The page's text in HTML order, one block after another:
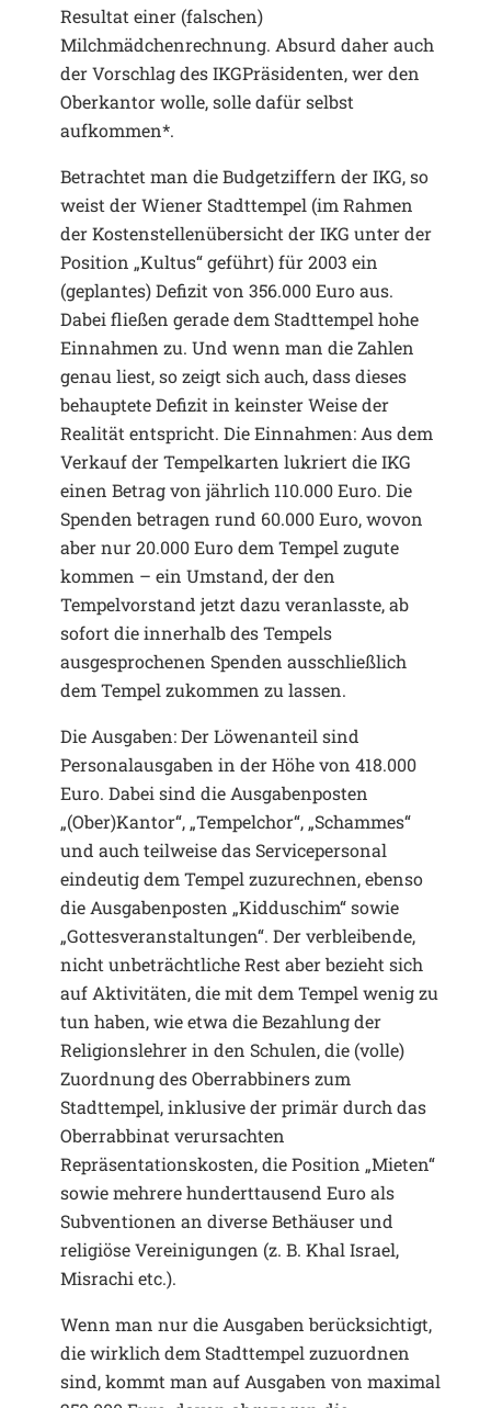
Resultat einer (falschen)
Milchmädchenrechnung. Absurd daher auch
der Vorschlag des IKGPräsidenten, wer den
Oberkantor wolle, solle dafür selbst
aufkommen*.
Betrachtet man die Budgetziffern der IKG, so
weist der Wiener Stadttempel (im Rahmen
der Kostenstellenübersicht der IKG unter der
Position „Kultus“ geführt) für 2003 ein
(geplantes) Defizit von 356.000 Euro aus.
Dabei fließen gerade dem Stadttempel hohe
Einnahmen zu. Und wenn man die Zahlen
genau liest, so zeigt sich auch, dass dieses
behauptete Defizit in keinster Weise der
Realität entspricht. Die Einnahmen: Aus dem
Verkauf der Tempelkarten lukriert die IKG
einen Betrag von jährlich 110.000 Euro. Die
Spenden betragen rund 60.000 Euro, wovon
aber nur 20.000 Euro dem Tempel zugute
kommen – ein Umstand, der den
Tempelvorstand jetzt dazu veranlasste, ab
sofort die innerhalb des Tempels
ausgesprochenen Spenden ausschließlich
dem Tempel zukommen zu lassen.
Die Ausgaben: Der Löwenanteil sind
Personalausgaben in der Höhe von 418.000
Euro. Dabei sind die Ausgabenposten
„(Ober)Kantor“, „Tempelchor“, „Schammes“
und auch teilweise das Servicepersonal
eindeutig dem Tempel zuzurechnen, ebenso
die Ausgabenposten „Kidduschim“ sowie
„Gottesveranstaltungen“. Der verbleibende,
nicht unbeträchtliche Rest aber bezieht sich
auf Aktivitäten, die mit dem Tempel wenig zu
tun haben, wie etwa die Bezahlung der
Religionslehrer in den Schulen, die (volle)
Zuordnung des Oberrabbiners zum
Stadttempel, inklusive der primär durch das
Oberrabbinat verursachten
Repräsentationskosten, die Position „Mieten“
sowie mehrere hunderttausend Euro als
Subventionen an diverse Bethäuser und
religiöse Vereinigungen (z. B. Khal Israel,
Misrachi etc.).
Wenn man nur die Ausgaben berücksichtigt,
die wirklich dem Stadttempel zuzuordnen
sind, kommt man auf Ausgaben von maximal